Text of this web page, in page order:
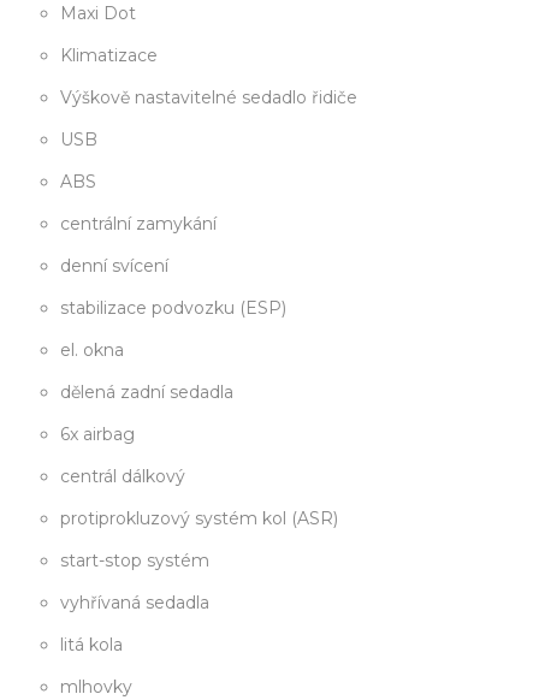
Maxi Dot
Klimatizace
Výškově nastavitelné sedadlo řidiče
USB
ABS
centrální zamykání
denní svícení
stabilizace podvozku (ESP)
el. okna
dělená zadní sedadla
6x airbag
centrál dálkový
protiprokluzový systém kol (ASR)
start-stop systém
vyhřívaná sedadla
litá kola
mlhovky